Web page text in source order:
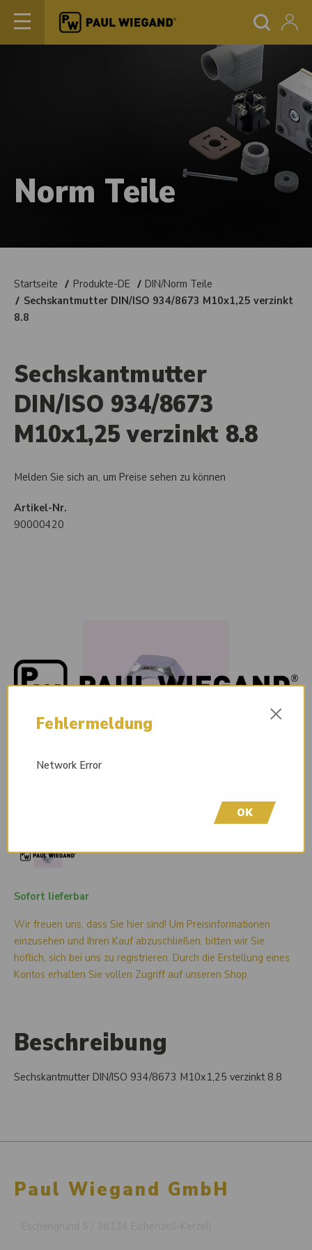
Norm Teile
Startseite Produkte-DE
DIN/Norm Teile
Sechskantmutter DIN/ISO 934/8673 M10x1,25 verzinkt
8.8
Sechskantmutter
DIN/ISO 934/8673
M10x1,25 verzinkt 8.8
Melden Sie sich an, um Preise sehen zu können
Artikel-Nr.
90000420
Sofort lieferbar
Wir freuen uns, dass Sie hier sind! Um Preisinformationen
einzusehen und Ihren Kauf abzuschließen, bitten wir Sie
höflich, sich bei uns zu registrieren. Durch die Erstellung eines
Kontos erhalten Sie vollen Zugriff auf unseren Shop.
Beschreibung
Sechskantmutter DIN/ISO 934/8673 M10x1,25 verzinkt 8.8
Paul Wiegand GmbH
Fehlermeldung ×
Network Error
OK